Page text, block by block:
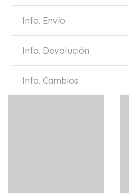
Info. Envío
Info. Devolución
Info. Cambios